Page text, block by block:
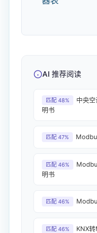
AI 推荐阅读
匹配 48%
中央
明书
匹配 47%
匹配 46%
明书
匹配 46%
匹配 46%
KNX